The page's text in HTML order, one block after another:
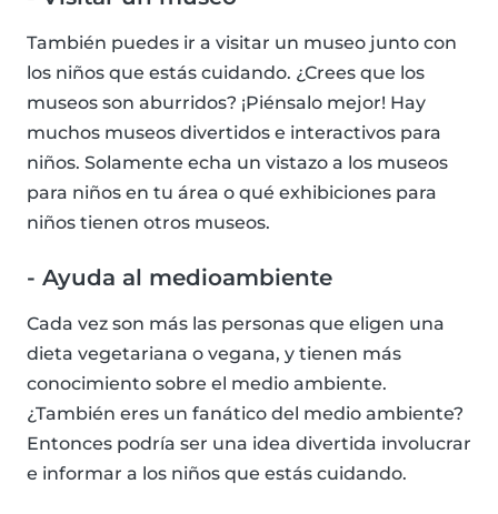
También puedes ir a visitar un museo junto con
los niños que estás cuidando. ¿Crees que los
museos son aburridos? ¡Piénsalo mejor! Hay
muchos museos divertidos e interactivos para
niños. Solamente echa un vistazo a los museos
para niños en tu área o qué exhibiciones para
niños tienen otros museos.
- Ayuda al medioambiente
Cada vez son más las personas que eligen una
dieta vegetariana o vegana, y tienen más
conocimiento sobre el medio ambiente.
¿También eres un fanático del medio ambiente?
Entonces podría ser una idea divertida involucrar
e informar a los niños que estás cuidando.